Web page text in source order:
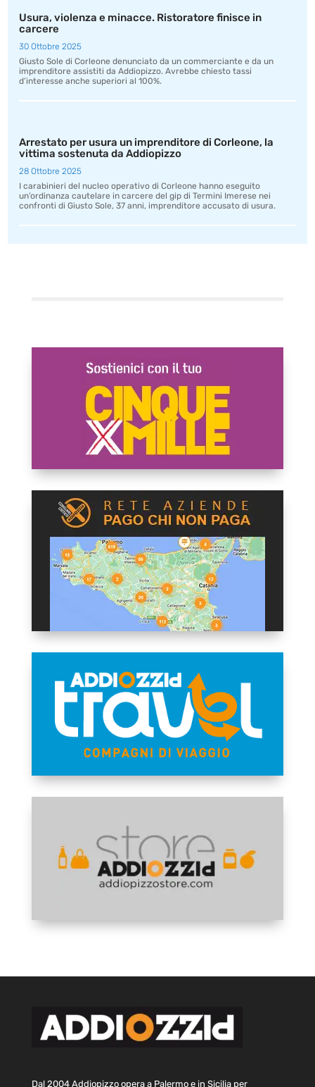
Usura, violenza e minacce. Ristoratore finisce in
carcere
30 Ottobre 2025
Giusto Sole di Corleone denunciato da un commerciante e da un
imprenditore assistiti da Addiopizzo. Avrebbe chiesto tassi
d’interesse anche superiori al 100%.
Arrestato per usura un imprenditore di Corleone, la
vittima sostenuta da Addiopizzo
28 Ottobre 2025
I carabinieri del nucleo operativo di Corleone hanno eseguito
un’ordinanza cautelare in carcere del gip di Termini Imerese nei
confronti di Giusto Sole, 37 anni, imprenditore accusato di usura.
Dal 2004 Addiopizzo opera a Palermo e in Sicilia per